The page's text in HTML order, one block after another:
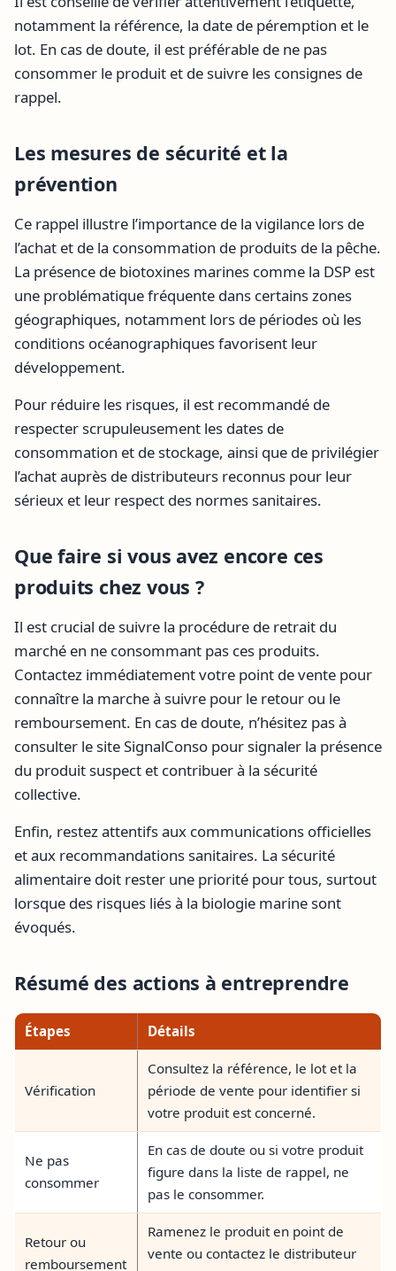
notamment la référence, la date de péremption et le
lot. En cas de doute, il est préférable de ne pas
consommer le produit et de suivre les consignes de
rappel.
Les mesures de sécurité et la
prévention
Ce rappel illustre l’importance de la vigilance lors de
l’achat et de la consommation de produits de la pêche.
La présence de biotoxines marines comme la DSP est
une problématique fréquente dans certains zones
géographiques, notamment lors de périodes où les
conditions océanographiques favorisent leur
développement.
Pour réduire les risques, il est recommandé de
respecter scrupuleusement les dates de
consommation et de stockage, ainsi que de privilégier
l’achat auprès de distributeurs reconnus pour leur
sérieux et leur respect des normes sanitaires.
Que faire si vous avez encore ces
produits chez vous ?
Il est crucial de suivre la procédure de retrait du
marché en ne consommant pas ces produits.
Contactez immédiatement votre point de vente pour
connaître la marche à suivre pour le retour ou le
remboursement. En cas de doute, n’hésitez pas à
consulter le site SignalConso pour signaler la présence
du produit suspect et contribuer à la sécurité
collective.
Enfin, restez attentifs aux communications officielles
et aux recommandations sanitaires. La sécurité
alimentaire doit rester une priorité pour tous, surtout
lorsque des risques liés à la biologie marine sont
évoqués.
Résumé des actions à entreprendre
Étapes Détails
Vérification
Consultez la référence, le lot et la
période de vente pour identifier si
votre produit est concerné.
Ne pas
consommer
En cas de doute ou si votre produit
figure dans la liste de rappel, ne
pas le consommer.
Retour ou
remboursement
Ramenez le produit en point de
vente ou contactez le distributeur